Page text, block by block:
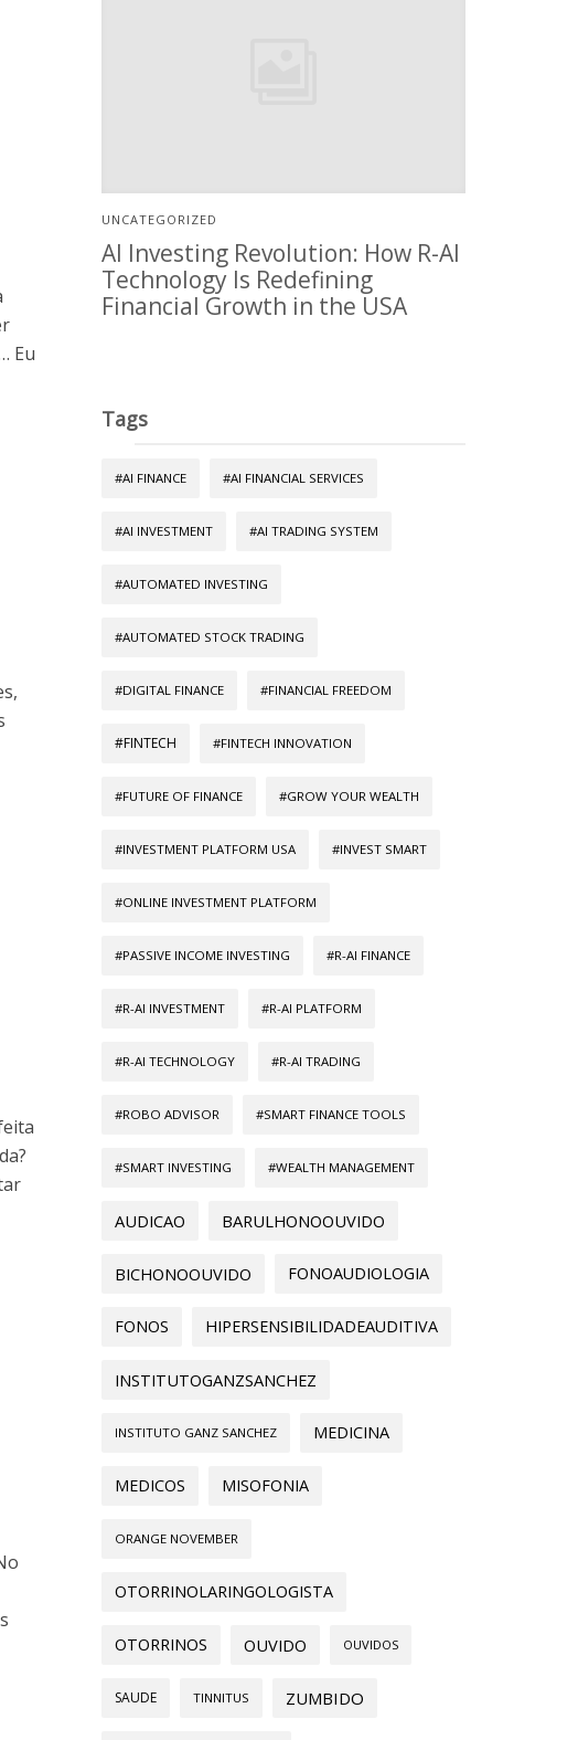
Eu
UNCATEGORIZED
AI Investing Revolution: How R-AI
Technology Is Redefining
Financial Growth in the USA
Tags
#AI FINANCE #AI FINANCIAL SERVICES
#AI INVESTMENT #AI TRADING SYSTEM
#AUTOMATED INVESTING
#AUTOMATED STOCK TRADING
#DIGITAL FINANCE #FINANCIAL FREEDOM
#FINTECH #FINTECH INNOVATION
#FUTURE OF FINANCE #GROW YOUR WEALTH
#INVESTMENT PLATFORM USA #INVEST SMART
#ONLINE INVESTMENT PLATFORM
#PASSIVE INCOME INVESTING #R-AI FINANCE
#R-AI INVESTMENT #R-AI PLATFORM
#R-AI TECHNOLOGY #R-AI TRADING
#ROBO ADVISOR #SMART FINANCE TOOLS
#SMART INVESTING #WEALTH MANAGEMENT
AUDICAO BARULHONOOUVIDO
BICHONOOUVIDO FONOAUDIOLOGIA
FONOS HIPERSENSIBILIDADEAUDITIVA
INSTITUTOGANZSANCHEZ
INSTITUTO GANZ SANCHEZ MEDICINA
MEDICOS MISOFONIA
ORANGE NOVEMBER
OTORRINOLARINGOLOGISTA
OTORRINOS OUVIDO OUVIDOS
SAUDE TINNITUS ZUMBIDO